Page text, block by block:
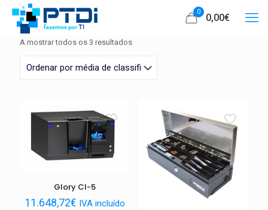
0
0,00€
A mostrar todos os 3 resultadosOrdenado
média
Glory CI-5
11.648,72€ IVA incluído